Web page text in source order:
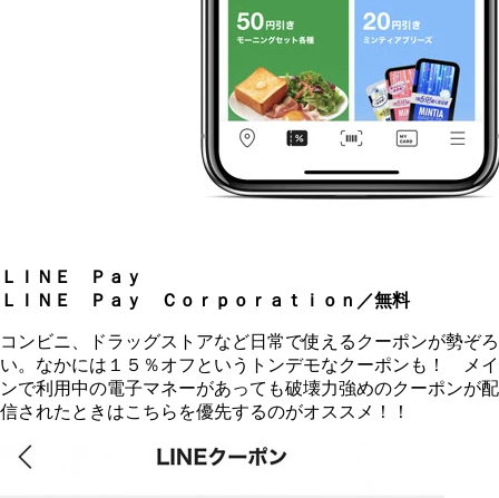
ＬＩＮＥ Ｐａｙ
ＬＩＮＥ Ｐａｙ Ｃｏｒｐｏｒａｔｉｏｎ／無料
コンビニ、ドラッグストアなど日常で使えるクーポンが勢ぞろ
い。なかには１５％オフというトンデモなクーポンも！ メイ
ンで利用中の電子マネーがあっても破壊力強めのクーポンが配
信されたときはこちらを優先するのがオススメ！！